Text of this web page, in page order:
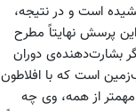
است و در نتیجه،
پرسش نهایتاً مطرح
بشارت‌دهنده‌ی دوران
است که با افلاطون
از همه، وی چه